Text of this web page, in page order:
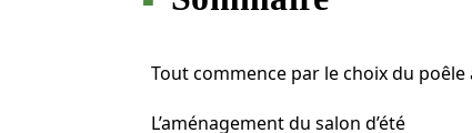
Tout commence par le choix du poêle
L’aménagement du salon d’été